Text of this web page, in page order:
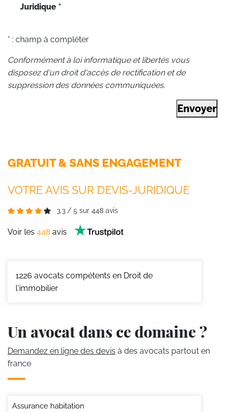
Juridique *
* : champ à compléter
Conformément à loi informatique et libertés vous
disposez d'un droit d'accès de rectification et de
suppression des données communiquées.
Envoyer
GRATUIT & SANS ENGAGEMENT
VOTRE AVIS SUR DEVIS-JURIDIQUE
3.3 / 5 sur 448 avis
Voir les 448 avis
1226 avocats compétents en Droit de
l'immobilier
Un avocat dans ce domaine ?
Demandez en ligne des devis à des avocats partout en
france
Assurance habitation